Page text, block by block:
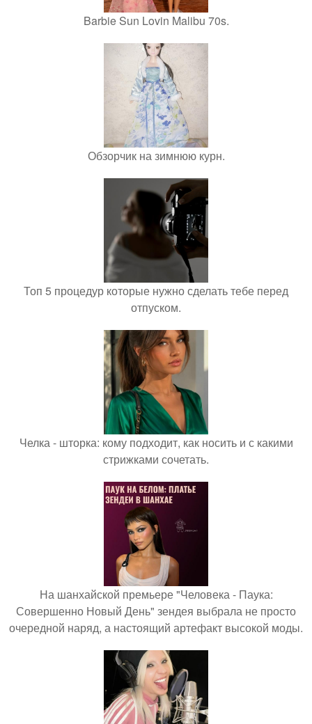
Barbie Sun Lovin Malibu 70s.
Обзорчик на зимнюю курн.
Топ 5 процедур которые нужно сделать тебе перед
отпуском.
Челка - шторка: кому подходит, как носить и с какими
стрижками сочетать.
На шанхайской премьере "Человека - Паука:
Совершенно Новый День" зендея выбрала не просто
очередной наряд, а настоящий артефакт высокой моды.